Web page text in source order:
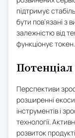
підтримує
бути пов’язані з
залежністю від
функціонує токен.
Перспективи
розширенні
інструментів і
технології.
розвиток